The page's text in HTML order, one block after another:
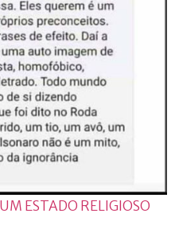
ESTADO RELIGIOSO